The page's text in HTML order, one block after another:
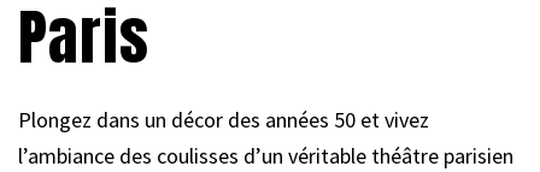
Paris
Plongez dans un décor des années 50 et vivez
l’ambiance des coulisses d’un véritable théâtre parisien